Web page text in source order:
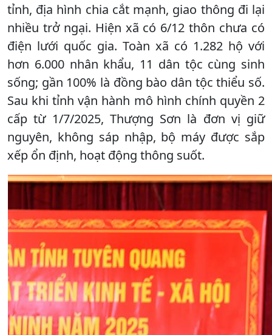
tỉnh, địa hình chia cắt mạnh, giao thông đi lại
nhiều trở ngại. Hiện xã có 6/12 thôn chưa có
điện lưới quốc gia. Toàn xã có 1.282 hộ với
hơn 6.000 nhân khẩu, 11 dân tộc cùng sinh
sống; gần 100% là đồng bào dân tộc thiểu số.
Sau khi tỉnh vận hành mô hình chính quyền 2
cấp từ 1/7/2025, Thượng Sơn là đơn vị giữ
nguyên, không sáp nhập, bộ máy được sắp
xếp ổn định, hoạt động thông suốt.